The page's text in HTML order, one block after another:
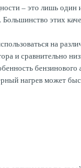
– это лишь один
этих
на
и сравнительно
нагрев может